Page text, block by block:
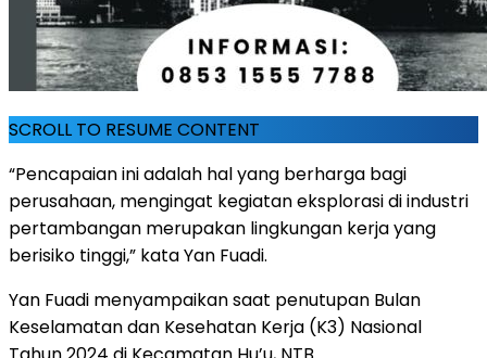
SCROLL TO RESUME CONTENT
“Pencapaian ini adalah hal yang berharga bagi
perusahaan, mengingat kegiatan eksplorasi di industri
pertambangan merupakan lingkungan kerja yang
berisiko tinggi,” kata Yan Fuadi.
Yan Fuadi menyampaikan saat penutupan Bulan
Keselamatan dan Kesehatan Kerja (K3) Nasional